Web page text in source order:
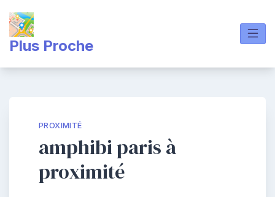
content
Plus Proche
PROXIMITÉ
amphibi paris à
proximité